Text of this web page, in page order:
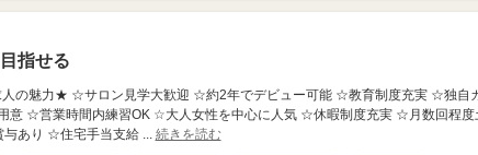
指せる
人の魅力★ ☆サロン見学大歓迎 ☆約2年でデビュー可能 ☆教育制度充実 ☆独自
意 ☆営業時間内練習OK ☆大人女性を中心に人気 ☆休暇制度充実 ☆月数回程度
あり ☆住宅手当支給 ... 続きを読む